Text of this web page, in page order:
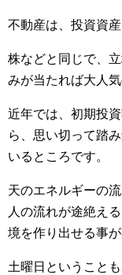
不動産は、投資資
株などと同じで、
みが当たれば大人
近年では、初期投
ら、思い切って踏
いるところです。
天のエネルギーの
人の流れが途絶え
境を作り出せる事が
土曜日ということ